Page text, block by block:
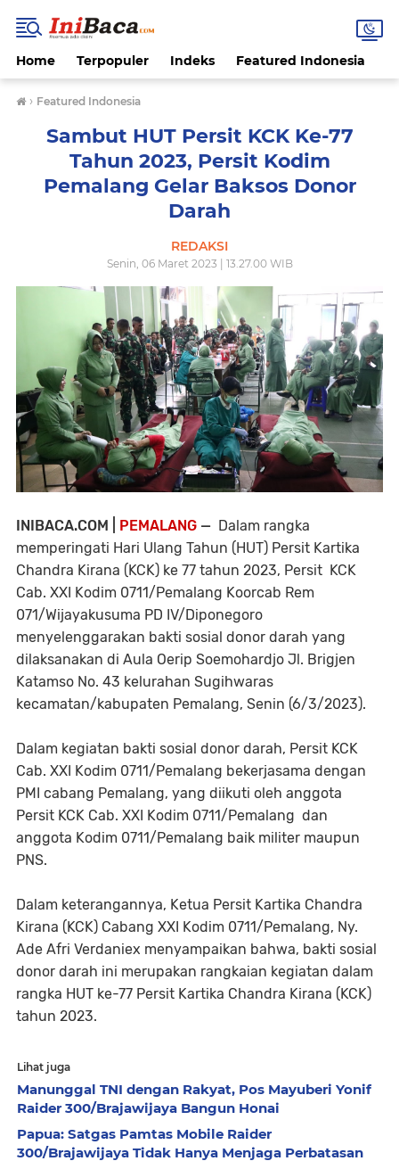
Home Terpopuler Indeks Featured Indonesia
› Featured Indonesia
Sambut HUT Persit KCK Ke-77
Tahun 2023, Persit Kodim
Pemalang Gelar Baksos Donor
Darah
REDAKSI
Senin, 06 Maret 2023 | 13.27.00 WIB
INIBACA.COM | PEMALANG — Dalam rangka
memperingati Hari Ulang Tahun (HUT) Persit Kartika
Chandra Kirana (KCK) ke 77 tahun 2023, Persit KCK
Cab. XXI Kodim 0711/Pemalang Koorcab Rem
071/Wijayakusuma PD IV/Diponegoro
menyelenggarakan bakti sosial donor darah yang
dilaksanakan di Aula Oerip Soemohardjo Jl. Brigjen
Katamso No. 43 kelurahan Sugihwaras
kecamatan/kabupaten Pemalang, Senin (6/3/2023).
Dalam kegiatan bakti sosial donor darah, Persit KCK
Cab. XXI Kodim 0711/Pemalang bekerjasama dengan
PMI cabang Pemalang, yang diikuti oleh anggota
Persit KCK Cab. XXI Kodim 0711/Pemalang dan
anggota Kodim 0711/Pemalang baik militer maupun
PNS.
Dalam keterangannya, Ketua Persit Kartika Chandra
Kirana (KCK) Cabang XXI Kodim 0711/Pemalang, Ny.
Ade Afri Verdaniex menyampaikan bahwa, bakti sosial
donor darah ini merupakan rangkaian kegiatan dalam
rangka HUT ke-77 Persit Kartika Chandra Kirana (KCK)
tahun 2023.
Lihat juga
Manunggal TNI dengan Rakyat, Pos Mayuberi Yonif
Raider 300/Brajawijaya Bangun Honai
Papua: Satgas Pamtas Mobile Raider
300/Brajawijaya Tidak Hanya Menjaga Perbatasan